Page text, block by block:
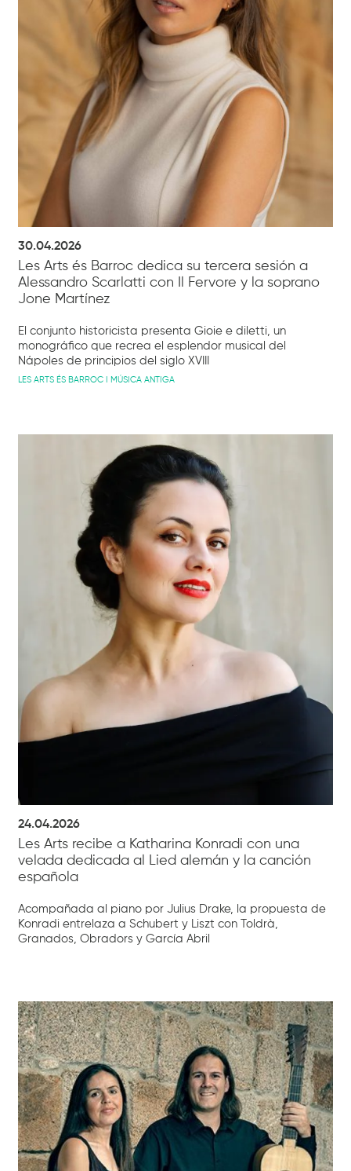
30.04.2026
Les Arts és Barroc dedica su tercera sesión a
Alessandro Scarlatti con Il Fervore y la soprano
Jone Martínez
El conjunto historicista presenta Gioie e diletti, un
monográfico que recrea el esplendor musical del
Nápoles de principios del siglo XVIII
LES ARTS ÉS BARROC I MÚSICA ANTIGA
24.04.2026
Les Arts recibe a Katharina Konradi con una
velada dedicada al Lied alemán y la canción
española
Acompañada al piano por Julius Drake, la propuesta de
Konradi entrelaza a Schubert y Liszt con Toldrà,
Granados, Obradors y García Abril